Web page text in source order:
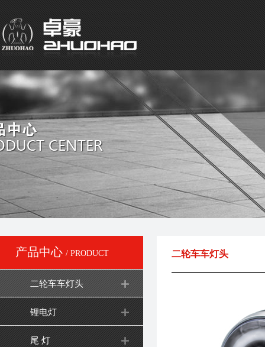
产品中心 / PRODUCT
二轮车车灯头
锂电灯
尾 灯
二轮车车灯头